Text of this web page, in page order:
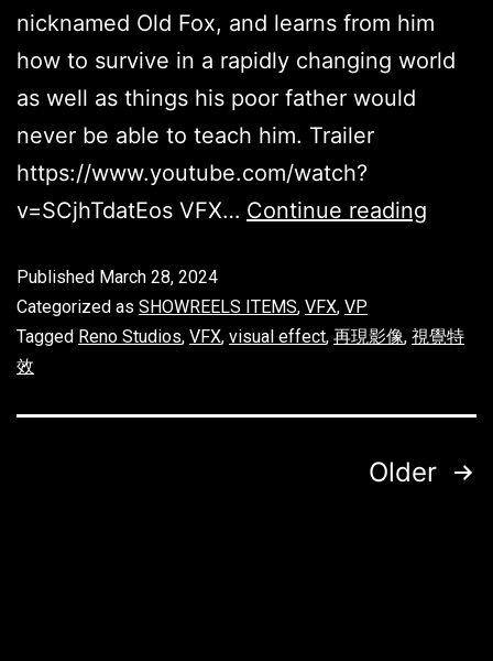
nicknamed Old Fox, and learns from him
how to survive in a rapidly changing world
as well as things his poor father would
never be able to teach him. Trailer
https://www.youtube.com/watch?
v=SCjhTdatEos VFX… Continue reading
Published March 28, 2024
Categorized as SHOWREELS ITEMS, VFX, VP
Tagged Reno Studios, VFX, visual effect, 再現影像, 視覺特
效
Older